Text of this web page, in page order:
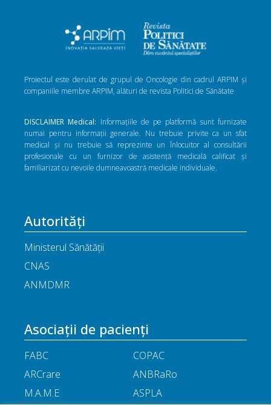
Proiectul este derulat de grupul de Oncologie din cadrul ARPIM și
companiile membre ARPIM, alături de revista Politici de Sănătate
DISCLAIMER Medical: Informațiile de pe platformă sunt furnizate
numai pentru informații generale. Nu trebuie privite ca un sfat
medical și nu trebuie să reprezinte un înlocuitor al consultării
profesionale cu un furnizor de asistență medicală calificat și
familiarizat cu nevoile dumneavoastră medicale individuale.
Autorități
Ministerul Sănătății
CNAS
ANMDMR
Asociații de pacienți
FABC
COPAC
ARCrare
ANBRaRo
M.A.M.E
ASPLA